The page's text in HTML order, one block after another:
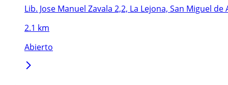
Lib. Jose Manuel Zavala 2,2, La Lejona, San Miguel de
2.1 km
Abierto